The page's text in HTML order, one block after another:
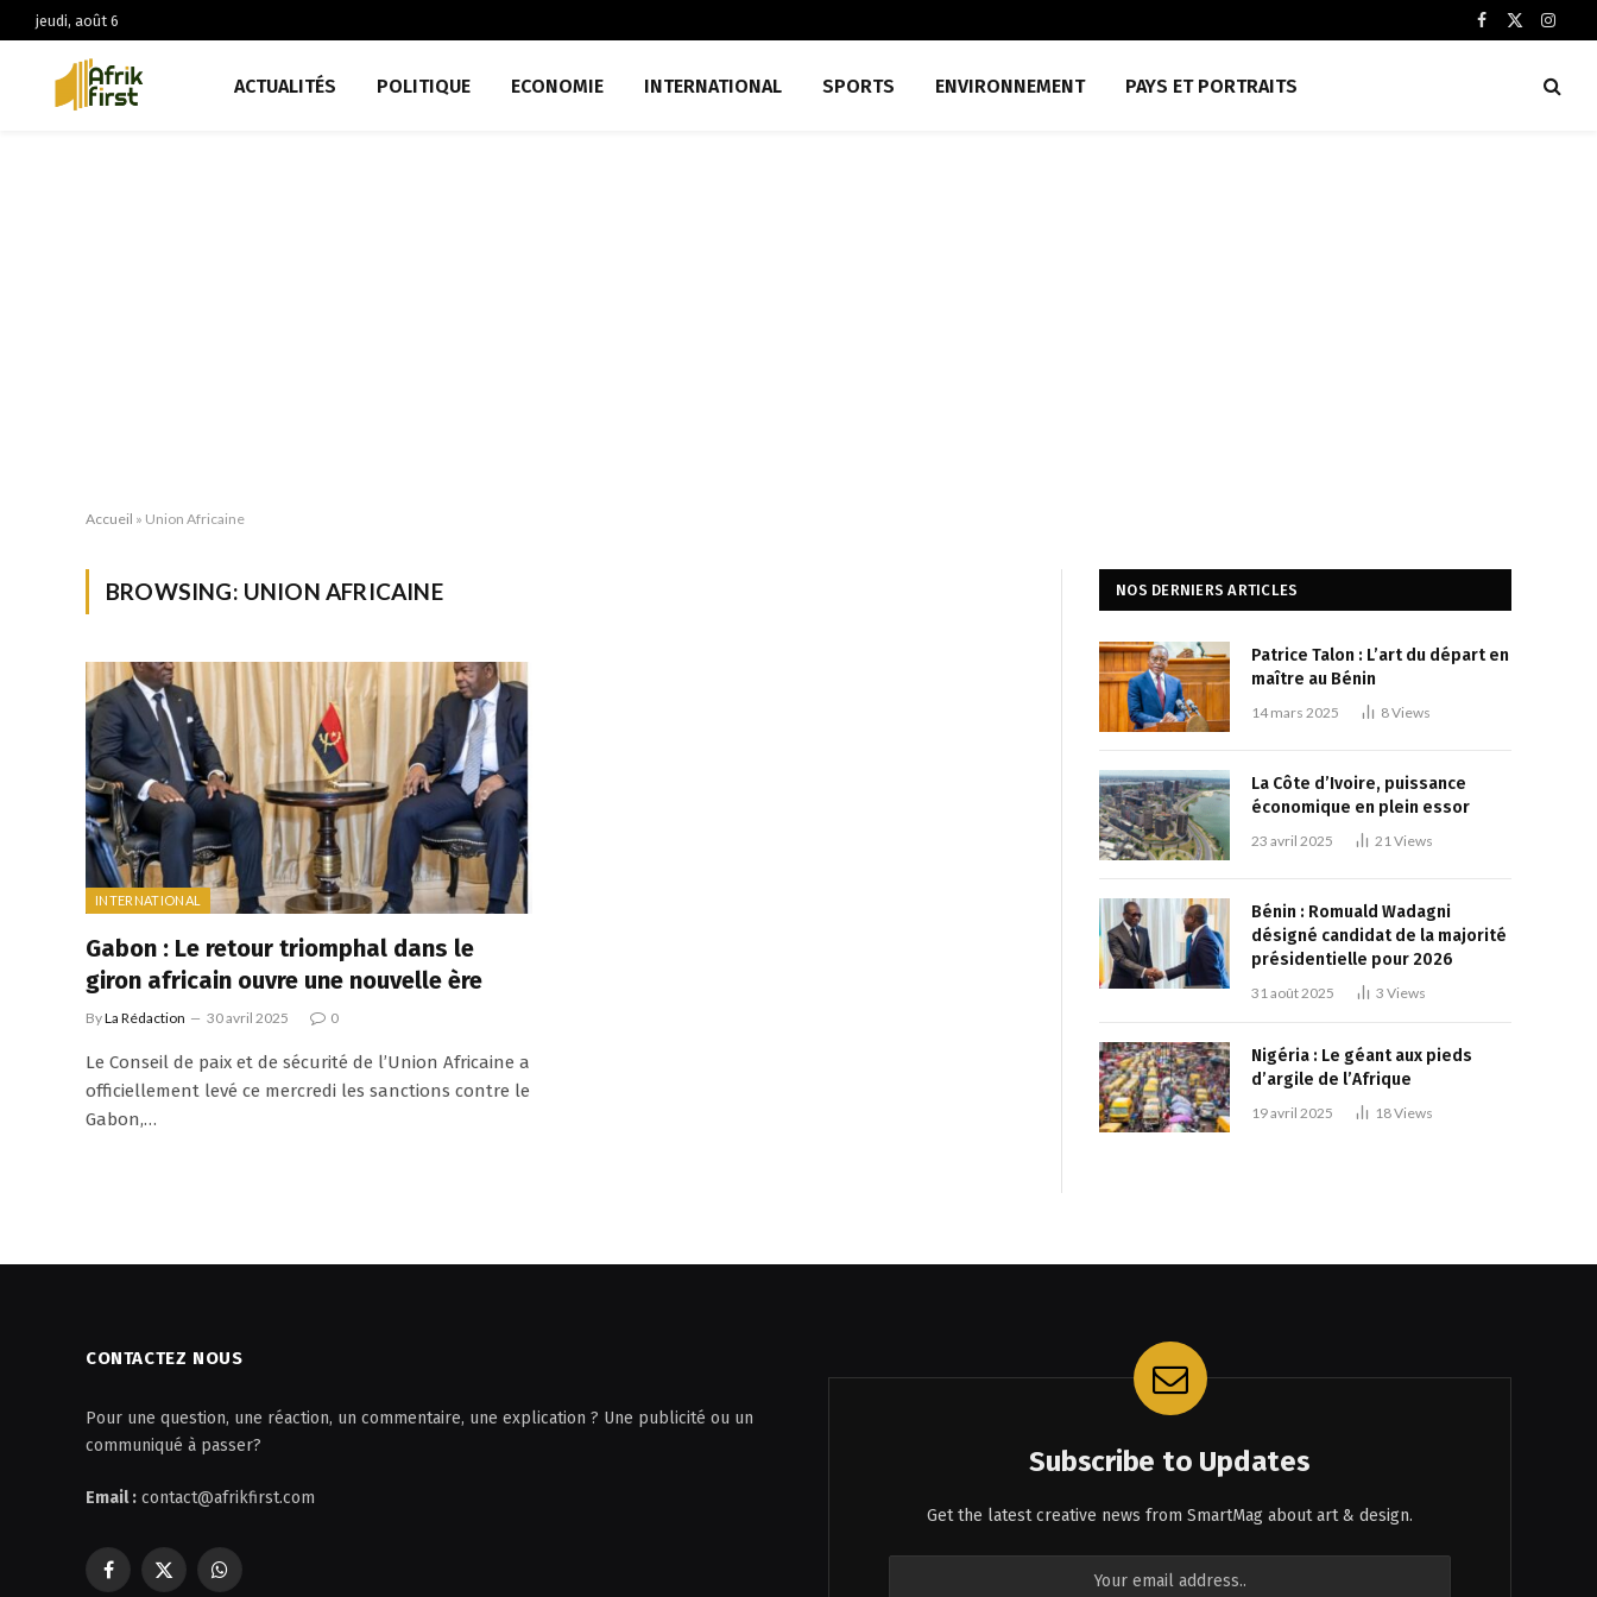
jeudi, août 6
Facebook
X
ACTUALITÉS POLITIQUE ECONOMIE INTERNATIONAL SPORTS ENVIRONNEMENT PAYS ET PORTRAITS
Accueil » Union Africaine
BROWSING: UNION AFRICAINE
INTERNATIONAL
Gabon : Le retour triomphal dans le
giron africain ouvre une nouvelle ère
ByLa Rédaction 30 avril 2025 0
Le Conseil de paix et de sécurité de l’Union Africaine a
officiellement levé ce mercredi les sanctions contre le
Gabon,…
NOS DERNIERS ARTICLES
Patrice Talon : L’art du départ en
maître au Bénin
14 mars 2025 8Views
La Côte d’Ivoire, puissance
économique en plein essor
23 avril 2025 21Views
Bénin : Romuald Wadagni
désigné candidat de la majorité
présidentielle pour 2026
31 août 2025 3 Views
Nigéria : Le géant aux pieds
d’argile de l’Afrique
19 avril 2025 18Views
CONTACTEZ NOUS
Pour une question, une réaction, un commentaire, une explication ? Une publicité ou un
communiqué à passer?
Email : contact@afrikfirst.com
Facebook
X
WhatsApp
Subscribe to Updates
Get the latest creative news from SmartMag about art & design.